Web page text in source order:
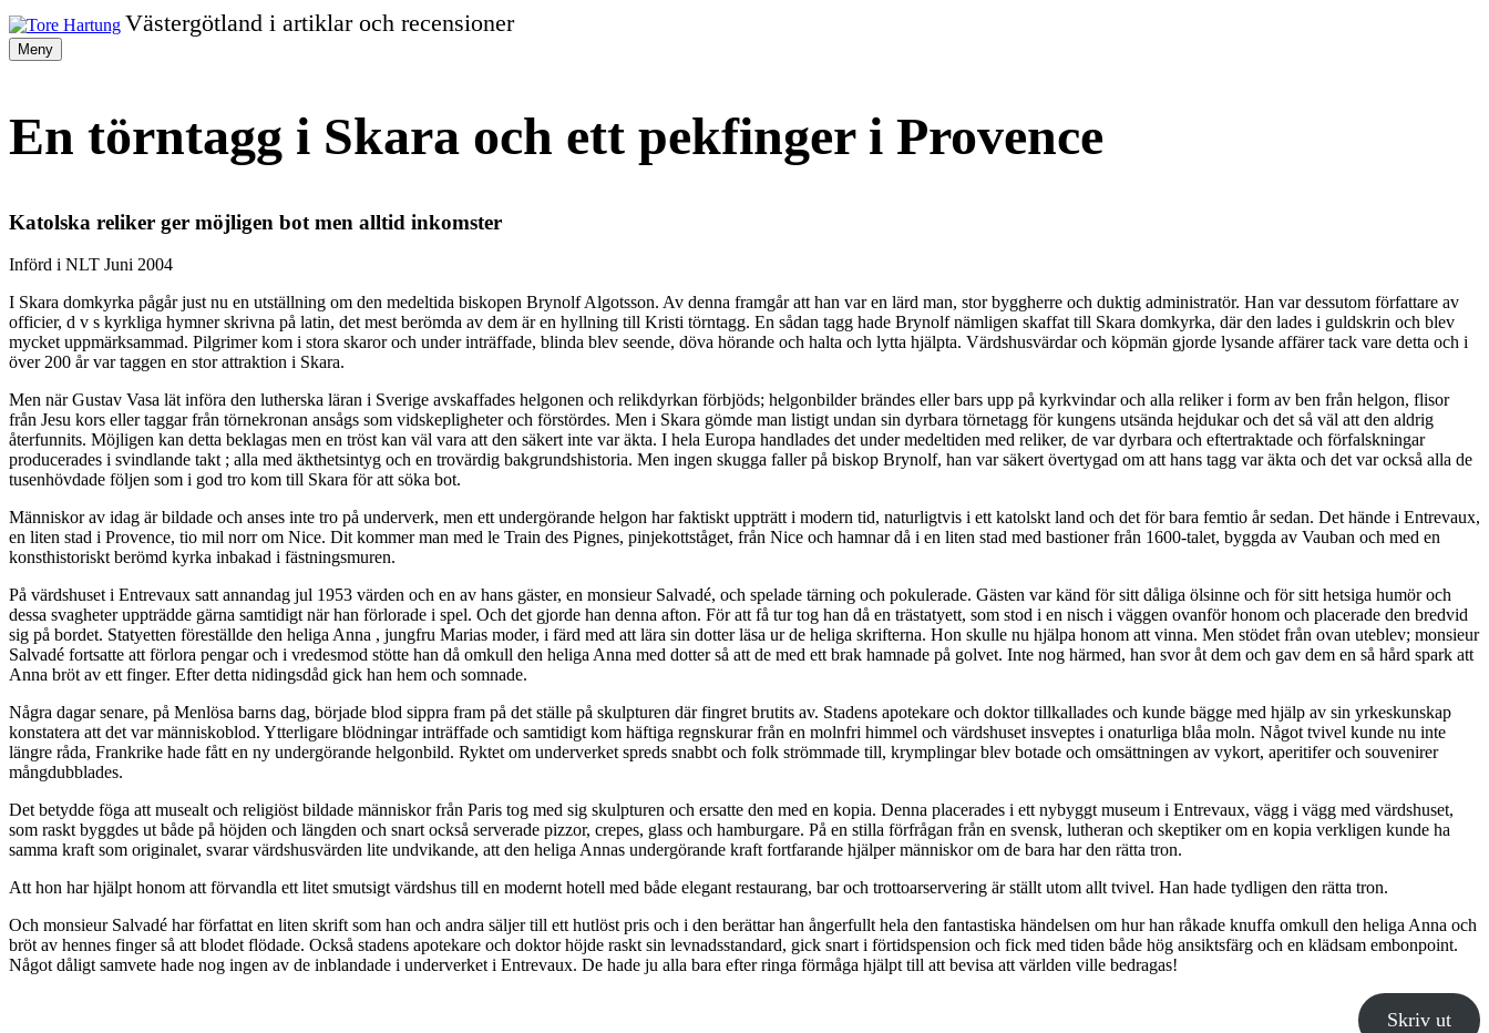
Gå
vidare
till
Tore
Västergötland i artiklar och recensioner
Meny
En törntagg i Skara och ett pekfinger i Provence
Katolska reliker ger möjligen bot men alltid inkomster
Införd i NLT Juni 2004
I Skara domkyrka pågår just nu en utställning om den medeltida biskopen Brynolf Algotsson. Av denna framgår att han var en lärd man, stor byggherre och duktig administratör. Han var dessutom författare av
officier, d v s kyrkliga hymner skrivna på latin, det mest berömda av dem är en hyllning till Kristi törntagg. En sådan tagg hade Brynolf nämligen skaffat till Skara domkyrka, där den lades i guldskrin och blev
mycket uppmärksammad. Pilgrimer kom i stora skaror och under inträffade, blinda blev seende, döva hörande och halta och lytta hjälpta. Värdshusvärdar och köpmän gjorde lysande affärer tack vare detta och i
över 200 år var taggen en stor attraktion i Skara.
Men när Gustav Vasa lät införa den lutherska läran i Sverige avskaffades helgonen och relikdyrkan förbjöds; helgonbilder brändes eller bars upp på kyrkvindar och alla reliker i form av ben från helgon, flisor
från Jesu kors eller taggar från törnekronan ansågs som vidskepligheter och förstördes. Men i Skara gömde man listigt undan sin dyrbara törnetagg för kungens utsända hejdukar och det så väl att den aldrig
återfunnits. Möjligen kan detta beklagas men en tröst kan väl vara att den säkert inte var äkta. I hela Europa handlades det under medeltiden med reliker, de var dyrbara och eftertraktade och förfalskningar
producerades i svindlande takt ; alla med äkthetsintyg och en trovärdig bakgrundshistoria. Men ingen skugga faller på biskop Brynolf, han var säkert övertygad om att hans tagg var äkta och det var också alla de
tusenhövdade följen som i god tro kom till Skara för att söka bot.
Människor av idag är bildade och anses inte tro på underverk, men ett undergörande helgon har faktiskt uppträtt i modern tid, naturligtvis i ett katolskt land och det för bara femtio år sedan. Det hände i Entrevaux,
en liten stad i Provence, tio mil norr om Nice. Dit kommer man med le Train des Pignes, pinjekottståget, från Nice och hamnar då i en liten stad med bastioner från 1600-talet, byggda av Vauban och med en
konsthistoriskt berömd kyrka inbakad i fästningsmuren.
På värdshuset i Entrevaux satt annandag jul 1953 värden och en av hans gäster, en monsieur Salvadé, och spelade tärning och pokulerade. Gästen var känd för sitt dåliga ölsinne och för sitt hetsiga humör och
dessa svagheter uppträdde gärna samtidigt när han förlorade i spel. Och det gjorde han denna afton. För att få tur tog han då en trästatyett, som stod i en nisch i väggen ovanför honom och placerade den bredvid
sig på bordet. Statyetten föreställde den heliga Anna , jungfru Marias moder, i färd med att lära sin dotter läsa ur de heliga skrifterna. Hon skulle nu hjälpa honom att vinna. Men stödet från ovan uteblev; monsieur
Salvadé fortsatte att förlora pengar och i vredesmod stötte han då omkull den heliga Anna med dotter så att de med ett brak hamnade på golvet. Inte nog härmed, han svor åt dem och gav dem en så hård spark att
Anna bröt av ett finger. Efter detta nidingsdåd gick han hem och somnade.
Några dagar senare, på Menlösa barns dag, började blod sippra fram på det ställe på skulpturen där fingret brutits av. Stadens apotekare och doktor tillkallades och kunde bägge med hjälp av sin yrkeskunskap
konstatera att det var människoblod. Ytterligare blödningar inträffade och samtidigt kom häftiga regnskurar från en molnfri himmel och värdshuset insveptes i onaturliga blåa moln. Något tvivel kunde nu inte
längre råda, Frankrike hade fått en ny undergörande helgonbild. Ryktet om underverket spreds snabbt och folk strömmade till, krymplingar blev botade och omsättningen av vykort, aperitifer och souvenirer
mångdubblades.
Det betydde föga att musealt och religiöst bildade människor från Paris tog med sig skulpturen och ersatte den med en kopia. Denna placerades i ett nybyggt museum i Entrevaux, vägg i vägg med värdshuset,
som raskt byggdes ut både på höjden och längden och snart också serverade pizzor, crepes, glass och hamburgare. På en stilla förfrågan från en svensk, lutheran och skeptiker om en kopia verkligen kunde ha
samma kraft som originalet, svarar värdshusvärden lite undvikande, att den heliga Annas undergörande kraft fortfarande hjälper människor om de bara har den rätta tron.
Att hon har hjälpt honom att förvandla ett litet smutsigt värdshus till en modernt hotell med både elegant restaurang, bar och trottoarservering är ställt utom allt tvivel. Han hade tydligen den rätta tron.
Och monsieur Salvadé har författat en liten skrift som han och andra säljer till ett hutlöst pris och i den berättar han ångerfullt hela den fantastiska händelsen om hur han råkade knuffa omkull den heliga Anna och
bröt av hennes finger så att blodet flödade. Också stadens apotekare och doktor höjde raskt sin levnadsstandard, gick snart i förtidspension och fick med tiden både hög ansiktsfärg och en klädsam embonpoint.
Något dåligt samvete hade nog ingen av de inblandade i underverket i Entrevaux. De hade ju alla bara efter ringa förmåga hjälpt till att bevisa att världen ville bedragas!
Skriv ut